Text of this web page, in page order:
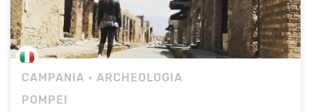
CAMPANIA • ARCHEOLOGIA
POMPEI